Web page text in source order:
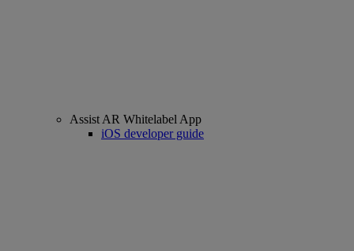
Assist AR Whitelabel App
iOS developer guide